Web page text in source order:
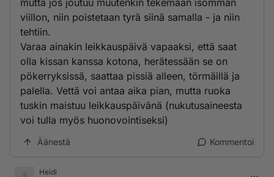
mutta jos joutuu muutenkin tekemään isomman
viillon, niin poistetaan tyrä siinä samalla - ja niin
tehtiin.
Varaa ainakin leikkauspäivä vapaaksi, että saat
olla kissan kanssa kotona, herätessään se on
pökerryksissä, saattaa pissiä alleen, törmäillä ja
palella. Vettä voi antaa aika pian, mutta ruoka
tuskin maistuu leikkauspäivänä (nukutusaineesta
voi tulla myös huonovointiseksi)
Äänestä Kommentoi
Heidi